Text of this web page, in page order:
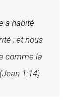
a habité
; et nous
comme la
1:14)